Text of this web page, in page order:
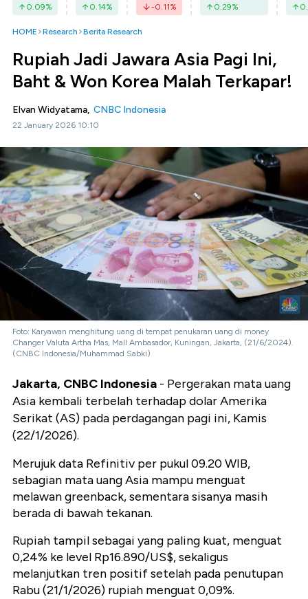
0.09% 0.14% -0.11% 0.29%
HOME Research Berita Research
Rupiah Jadi Jawara Asia Pagi Ini,
Baht & Won Korea Malah Terkapar!
Elvan Widyatama, CNBC Indonesia
22 January 2026 10:10
Foto: Karyawan menghitung uang di tempat penukaran uang di money
Changer Valuta Artha Mas, Mall Ambasador, Kuningan, Jakarta, (21/6/2024).
(CNBC Indonesia/Muhammad Sabki)
Jakarta, CNBC Indonesia - Pergerakan mata uang
Asia kembali terbelah terhadap dolar Amerika
Serikat (AS) pada perdagangan pagi ini, Kamis
(22/1/2026).
Merujuk data Refinitiv per pukul 09.20 WIB,
sebagian mata uang Asia mampu menguat
melawan greenback, sementara sisanya masih
berada di bawah tekanan.
Rupiah tampil sebagai yang paling kuat, menguat
0,24% ke level Rp16.890/US$, sekaligus
melanjutkan tren positif setelah pada penutupan
Rabu (21/1/2026) rupiah menguat 0,09%.